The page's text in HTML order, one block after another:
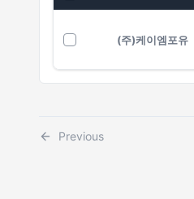
(주)케이엠포유
Previous